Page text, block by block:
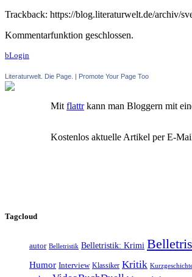
Trackback: https://blog.literaturwelt.de/archiv/
Kommentarfunktion geschlossen.
bLogin
Literaturwelt. Die Page. Promote Your Page Too
Mit flattrkann man Bloggern mit
Kostenlos aktuelle Artikel per E-
Tagcloud
autor Belletristik Belletristik: Krimi
Humor Interview Klassiker Kritik